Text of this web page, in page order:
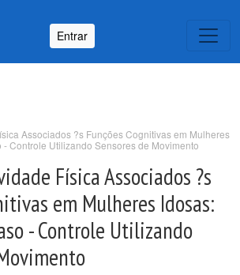
Entrar
Associados ?s Funções Cognitivas em Mulheres
- Controle Utilizando Sensores de Movimento
Física Associados ?s
em Mulheres Idosas:
- Controle Utilizando